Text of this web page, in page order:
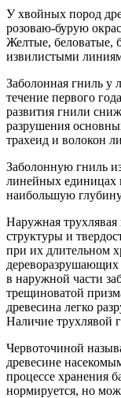
У хвойных пород
розоваю-бурую
Желтые, беловатые,
извилистыми
Заболонная гниль у
течение первого
развития гнили
разрушения
трахеид и волокон
Заболонную гниль
линейных единицах
наибольшую
Наружная
структуры и
при их длительном
в наружной части
трещиноватой
древесина легко
Наличие трухлявой
Червоточиной
древесине
процессе хранения
нормируется, но